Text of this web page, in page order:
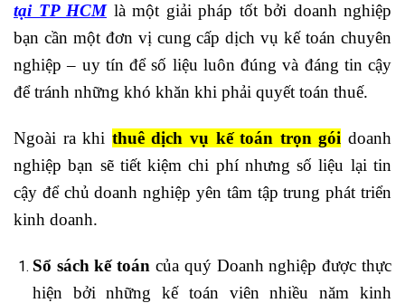
tại TP HCMlà một giải pháp tốt bởi doanh nghiệp
bạn cần một đơn vị cung cấp dịch vụ kế toán chuyên
nghiệp – uy tín để số liệu luôn đúng và đáng tin cậy
để tránh những khó khăn khi phải quyết toán thuế.
Ngoài ra khi thuê dịch vụ kế toán trọn gói doanh
nghiệp bạn sẽ tiết kiệm chi phí nhưng số liệu lại tin
cậy để chủ doanh nghiệp yên tâm tập trung phát triển
kinh doanh.
Sổ sách kế toán của quý Doanh nghiệp được thực
hiện bởi những kế toán viên nhiều năm kinh